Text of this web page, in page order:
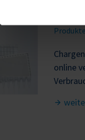
Produkte
online